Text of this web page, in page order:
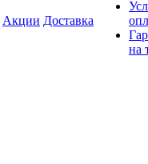
Акции Доставка
на